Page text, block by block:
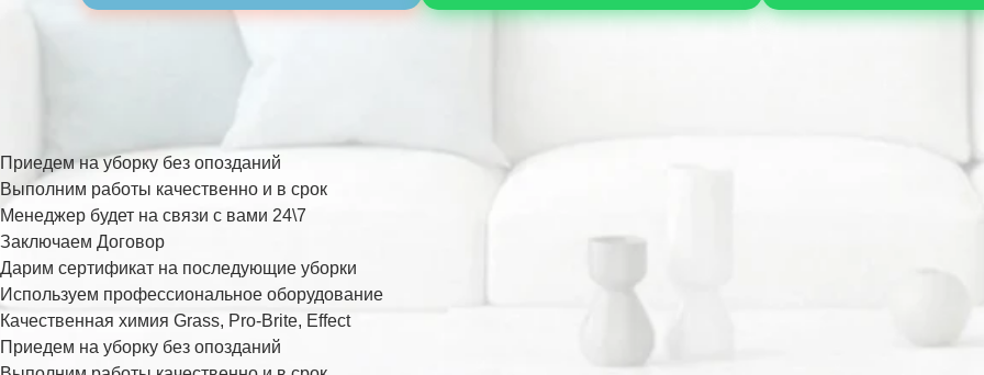
Приедем на уборку без опозданий
Выполним работы качественно и в срок
Менеджер будет на связи с вами 24\7
Заключаем Договор
Дарим сертификат на последующие уборки
Используем профессиональное оборудование
Качественная химия Grass, Pro-Brite, Effect
Приедем на уборку без опозданий